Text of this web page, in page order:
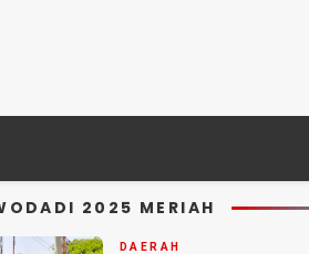
2025 MERIAH
DAERAH